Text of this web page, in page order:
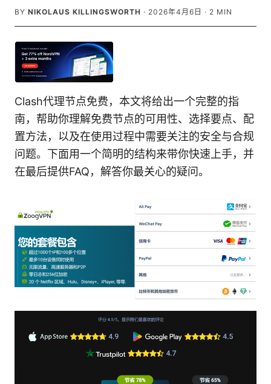
BY NIKOLAUS KILLINGSWORTH · 2026年4月6日 · 2 MIN
Clash代理节点免费，本文将给出一个完整的指
南，帮助你理解免费节点的可用性、选择要点、配
置方法，以及在使用过程中需要关注的安全与合规
问题。下面用一个简明的结构来带你快速上手，并
在最后提供FAQ，解答你最关心的疑问。